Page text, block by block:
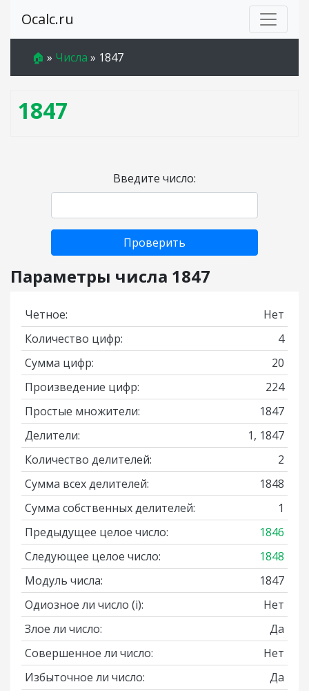
Ocalc.ru
🏠 » Числа » 1847
1847
Введите число:
Проверить
Параметры числа 1847
Четное:
Нет
Количество цифр:
4
Сумма цифр:
20
Произведение цифр:
224
Простые множители:
1847
Делители:
1, 1847
Количество делителей:
2
Сумма всех делителей:
1848
Сумма собственных делителей:
1
Предыдущее целое число:
1846
Следующее целое число:
1848
Модуль числа:
1847
Одиозное ли число (i):
Нет
Злое ли число:
Да
Совершенное ли число:
Нет
Избыточное ли число:
Да